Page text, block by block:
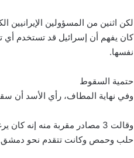
لكن اثنين من المسؤولين
كان يفهم أن إسرائيل قد تستخدم أي
نفسها.
حتمية السقوط
وفي نهاية المطاف، رأي الأسد أن
وقالت 3 مصادر مقربة منه
حلب وحمص وكانت تتقدم نحو